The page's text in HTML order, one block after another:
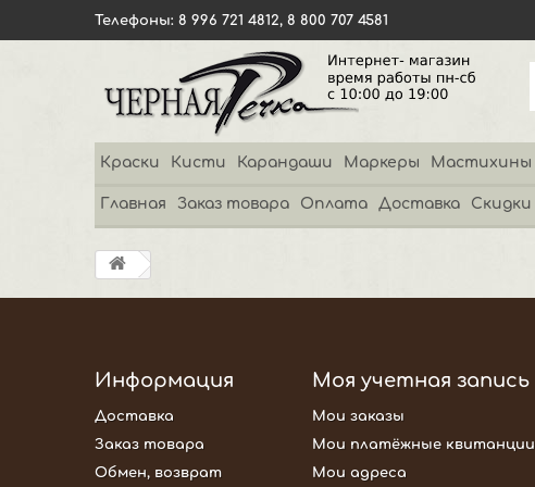
Телефоны: 8 996 721 4812, 8 800 707 4581
Краски Кисти Карандаши Маркеры Мастихины
Главная Заказ товара Оплата Доставка Скидки
Информация
Доставка
Заказ товара
Обмен, возврат
Моя учетная запись
Мои заказы
Мои платёжные квитанции
Мои адреса